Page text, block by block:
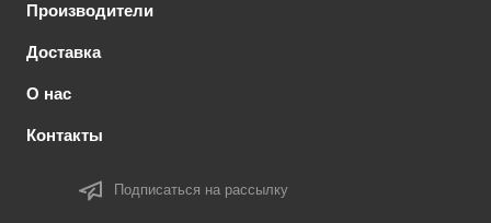
Производители
Доставка
О нас
Контакты
Подписаться на рассылку